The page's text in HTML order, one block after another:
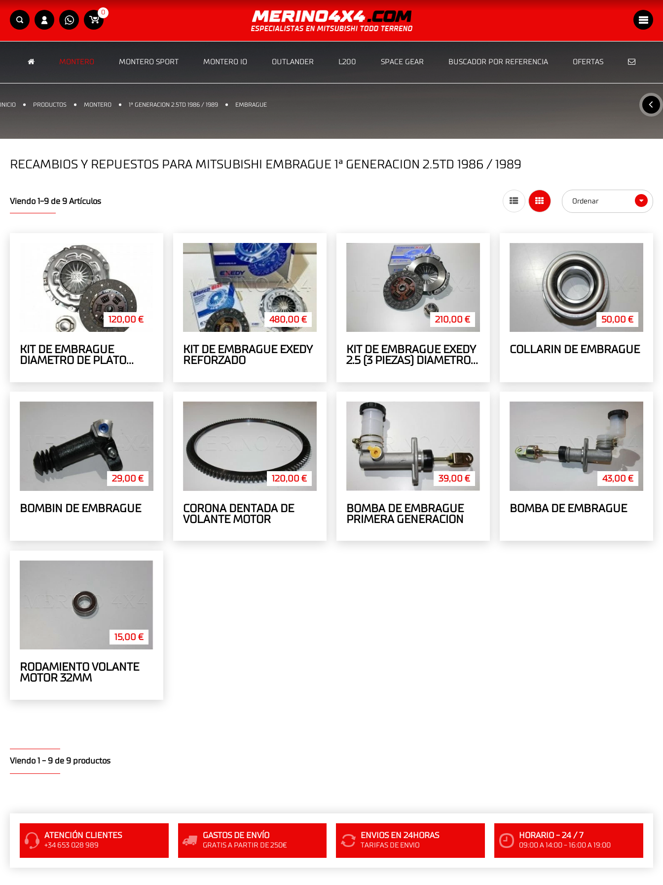
0
MONTERO MONTERO SPORT MONTERO IO OUTLANDER L200 SPACE GEAR BUSCADOR POR REFERENCIA OFERTAS
INICIO PRODUCTOS MONTERO 1ª GENERACION 2.5TD 1986 / 1989 EMBRAGUE
RECAMBIOS Y REPUESTOS PARA MITSUBISHI EMBRAGUE 1ª GENERACION 2.5TD 1986 / 1989
Viendo 1-9 de 9 Artículos Ordenar
120,00 €
KIT DE EMBRAGUE
DIAMETRO DE PLATO
ECONOMICO
480,00 €
KIT DE EMBRAGUE EXEDY
REFORZADO
210,00 €
KIT DE EMBRAGUE EXEDY
2.5 (3 PIEZAS) DIAMETRO
50,00 €
COLLARIN DE EMBRAGUE
29,00 €
BOMBIN DE EMBRAGUE
120,00 €
CORONA DENTADA DE
VOLANTE MOTOR
39,00 €
BOMBA DE EMBRAGUE
PRIMERA GENERACION
43,00 €
BOMBA DE EMBRAGUE
15,00 €
RODAMIENTO VOLANTE
MOTOR 32MM
Viendo 1 - 9 de 9 productos
ATENCIÓN CLIENTES
+34 653 028 989
GASTOS DE ENVÍO
GRATIS A PARTIR DE 250€
ENVIOS EN 24HORAS
TARIFAS DE ENVIO
HORARIO - 24 / 7
09:00 A 14:00 - 16:00 A 19:00